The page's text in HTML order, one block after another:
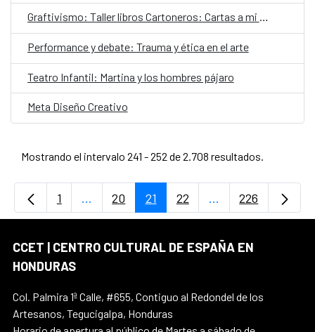
Graftivismo: Taller libros Cartoneros: Cartas a mi yo del pasado
Performance y debate: Trauma y ética en el arte
Teatro Infantil: Martina y los hombres pájaro
Meta Diseño Creativo
Mostrando el intervalo 241 - 252 de 2.708 resultados.
Página
1 ...Páginas intermedias Use TAB para
Página
20 Página
21 Página
22 ...PáginasPágina
226
CCET | CENTRO CULTURAL DE ESPAÑA EN
HONDURAS
Col. Palmira 1ª Calle, #655, Contiguo al Redondel de los
Artesanos, Tegucigalpa, Honduras